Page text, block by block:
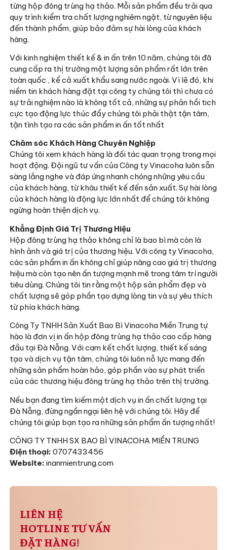
từng hộp đông trùng hạ thảo. Mỗi sản phẩm đều trải qua
quy trình kiểm tra chất lượng nghiêm ngặt, từ nguyên liệu
đến thành phẩm, giúp bảo đảm sự hài lòng của khách
hàng.
Với kinh nghiệm thiết kế & in ấn trên 10 năm, chúng tôi đã
cung cấp ra thị trường một lượng sản phẩm rất lớn trên
toàn quốc , kể cả xuất khẩu sang nước ngoài. Vì lẽ đó, khi
niềm tin khách hàng đặt tại công ty chúng tôi thì chưa có
sự trải nghiệm nào là không tốt cả, những sự phản hồi tich
cực tạo động lực thúc đẩy chúng tôi phải thật tận tâm,
tận tình tạo ra các sản phẩm in ấn tốt nhất
Chăm sóc Khách Hàng Chuyên Nghiệp
Chúng tôi xem khách hàng là đối tác quan trọng trong mọi
hoạt động. Đội ngũ tư vấn của Công ty Vinacoha luôn sẵn
sàng lắng nghe và đáp ứng nhanh chóng những yêu cầu
của khách hàng, từ khâu thiết kế đến sản xuất. Sự hài lòng
của khách hàng là động lực lớn nhất để chúng tôi không
ngừng hoàn thiện dịch vụ.
Khẳng Định Giá Trị Thương Hiệu
Hộp đông trùng hạ thảo không chỉ là bao bì mà còn là
hình ảnh và giá trị của thương hiệu. Với công ty Vinacoha,
các sản phẩm in ấn không chỉ giúp nâng cao giá trị thương
hiệu mà còn tạo nên ấn tượng mạnh mẽ trong tâm trí người
tiêu dùng. Chúng tôi tin rằng một hộp sản phẩm đẹp và
chất lượng sẽ góp phần tạo dựng lòng tin và sự yêu thích
từ phía khách hàng.
Công Ty TNHH Sản Xuất Bao Bì Vinacoha Miền Trung tự
hào là đơn vị in ấn hộp đông trùng hạ thảo cao cấp hàng
đầu tại Đà Nẵng. Với cam kết chất lượng, thiết kế sáng
tạo và dịch vụ tận tâm, chúng tôi luôn nỗ lực mang đến
những sản phẩm hoàn hảo, góp phần vào sự phát triển
của các thương hiệu đông trùng hạ thảo trên thị trường.
Nếu bạn đang tìm kiếm một dịch vụ in ấn chất lượng tại
Đà Nẵng, đừng ngần ngại liên hệ với chúng tôi. Hãy để
chúng tôi giúp bạn tạo ra những sản phẩm ấn tượng nhất!
CÔNG TY TNHH SX BAO BÌ VINACOHA MIỀN TRUNG
Điện thoại: 0707433456
Website: inanmientrung.com
LIÊN HỆ
HOTLINE TƯ VẤN
ĐẶT HÀNG!